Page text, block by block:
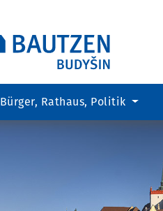
Bürger, Rathaus, Politik